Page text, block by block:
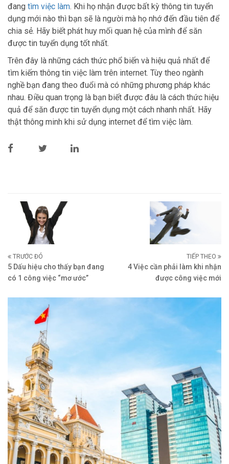
đang tìm việc làm. Khi họ nhận được bất kỳ thông tin tuyển
dụng mới nào thì bạn sẽ là người mà họ nhớ đến đầu tiên để
chia sẻ. Hãy biết phát huy mối quan hệ của mình để săn
được tin tuyển dụng tốt nhất.
Trên đây là những cách thức phổ biến và hiệu quả nhất để
tìm kiếm thông tin việc làm trên internet. Tùy theo ngành
nghề bạn đang theo đuổi mà có những phương pháp khác
nhau. Điều quan trọng là bạn biết được đâu là cách thức hiệu
quả để săn được tin tuyển dụng một cách nhanh nhất. Hãy
thật thông minh khi sử dụng internet để tìm việc làm.
TRƯỚC ĐÓ
5 Dấu hiệu cho thấy bạn đang
có 1 công việc “mơ ước”
TIẾP THEO
4 Việc cần phải làm khi nhận
được công việc mới